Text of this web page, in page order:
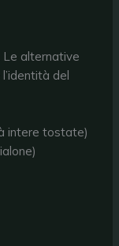
Le alternative
del
intere tostate)